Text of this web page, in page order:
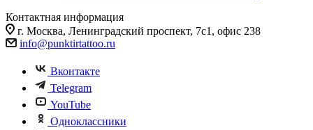
Контактная информация
г. Москва, Ленинградский проспект, 7с1, офис 238
info@punktirtattoo.ru
Вконтакте
Telegram
YouTube
Одноклассники